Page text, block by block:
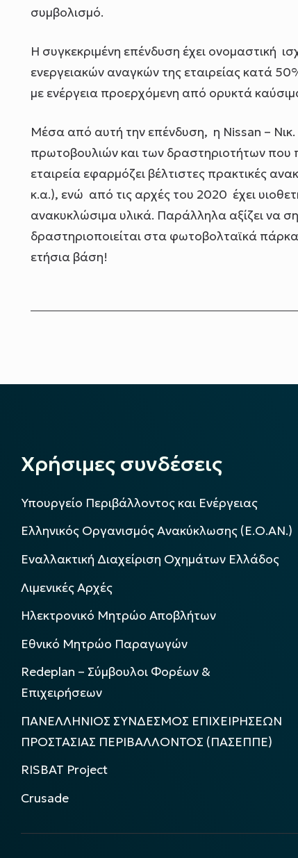
συμβολισμό.
Η συγκεκριμένη επένδυση έχει ονομαστική
ενεργειακών αναγκών της εταιρείας κατά
με ενέργεια προερχόμενη από ορυκτά
Μέσα από αυτή την επένδυση, η Nissan –
πρωτοβουλιών και των δραστηριοτήτων
εταιρεία εφαρμόζει βέλτιστες πρακτικές
κ.α.), ενώ από τις αρχές του 2020 έχει
ανακυκλώσιμα υλικά. Παράλληλα αξίζει να
δραστηριοποιείται στα φωτοβολταϊκά
ετήσια βάση!
Χρήσιμες συνδέσεις
Υπουργείο Περιβάλλοντος και Ενέργειας
Ελληνικός Οργανισμός Ανακύκλωσης (Ε.Ο.ΑΝ.)
Εναλλακτική Διαχείριση Οχημάτων Ελλάδος
Λιμενικές Αρχές
Ηλεκτρονικό Μητρώο Αποβλήτων
Εθνικό Μητρώο Παραγωγών
Redeplan – Σύμβουλοι Φορέων &
Επιχειρήσεων
ΠΑΝΕΛΛΗΝΙΟΣ ΣΥΝΔΕΣΜΟΣ ΕΠΙΧΕΙΡΗΣΕΩΝ
ΠΡΟΣΤΑΣΙΑΣ ΠΕΡΙΒΑΛΛΟΝΤΟΣ (ΠΑΣΕΠΠΕ)
RISBAT Project
Crusade